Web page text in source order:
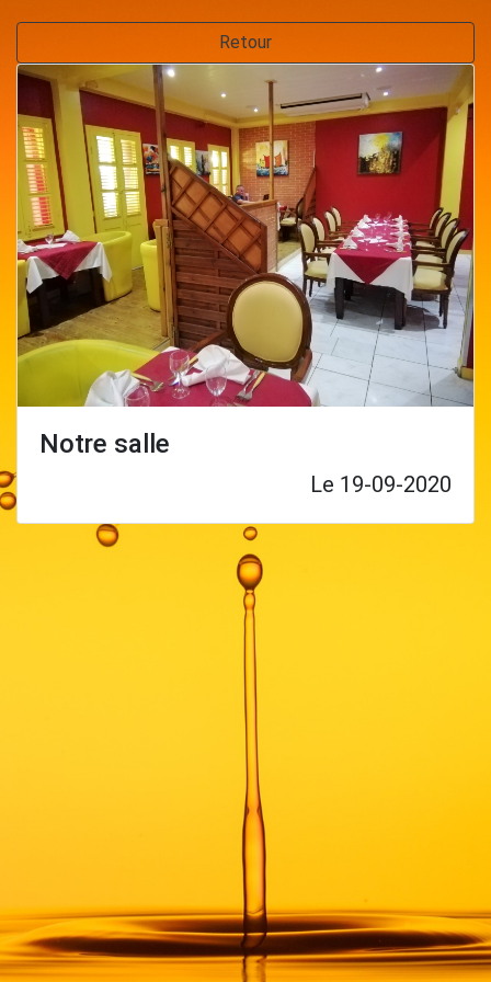
Retour
Notre salle
Le 19-09-2020